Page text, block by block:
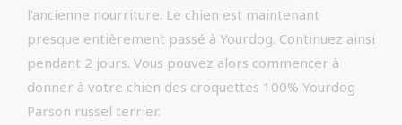
l’ancienne nourriture. Le chien est maintenant
presque entièrement passé à Yourdog. Continuez ainsi
pendant 2 jours. Vous pouvez alors commencer à
donner à votre chien des croquettes 100% Yourdog
Parson russel terrier.